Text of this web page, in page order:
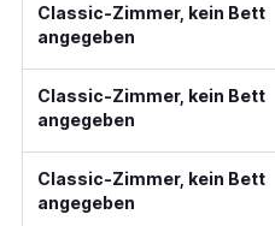
Classic-Zimmer, kein Bett
angegeben
Classic-Zimmer, kein Bett
angegeben
Classic-Zimmer, kein Bett
angegeben